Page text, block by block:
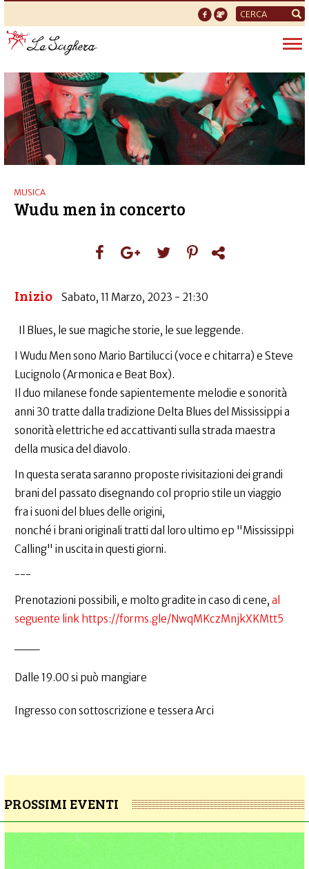
Form
di
ricerca
MUSICA
Wudu men in concerto
Inizio Sabato, 11 Marzo, 2023 - 21:30
Il Blues, le sue magiche storie, le sue leggende.
I Wudu Men sono Mario Bartilucci (voce e chitarra) e Steve
Lucignolo (Armonica e Beat Box).
Il duo milanese fonde sapientemente melodie e sonorità
anni 30 tratte dalla tradizione Delta Blues del Mississippi a
sonorità elettriche ed accattivanti sulla strada maestra
della musica del diavolo.
In questa serata saranno proposte rivisitazioni dei grandi
brani del passato disegnando col proprio stile un viaggio
fra i suoni del blues delle origini,
nonché i brani originali tratti dal loro ultimo ep "Mississippi
Calling" in uscita in questi giorni.
---
Prenotazioni possibili, e molto gradite in caso di cene, al
seguente link https://forms.gle/NwqMKczMnjkXKMtt5
Dalle 19.00 si può mangiare
Ingresso con sottoscrizione e tessera Arci
PROSSIMI EVENTI